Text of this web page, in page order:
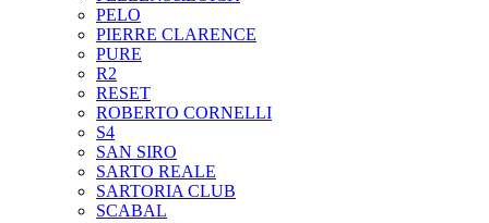
PELO
PIERRE CLARENCE
PURE
R2
RESET
ROBERTO CORNELLI
S4
SAN SIRO
SARTO REALE
SARTORIA CLUB
SCABAL